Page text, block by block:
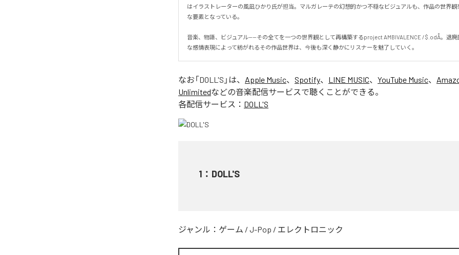
はイラストレーターの風凪ひかり氏が担当。マルガレーテの幻想的かつ不穏なビジュアルも、作品の世界観
な要素となっている。
音楽、物語、ビジュアル——その全てを一つの世界観として再構築するproject AMBIVALENCE / $.odÅ。退廃
な感情表現によって紡がれるその作品世界は、今後も深く静かにリスナーを魅了していく。
なお「DOLL'S 」は、 Apple Music、 Spotify、 LINE MUSIC、 YouTube Music、
Unlimitedなどの音楽配信サービスで聴くことができる。
各配信サービス： DOLL'S
1 ： DOLL'S
ジャンル： ゲーム / J-Pop / エレクトロニック